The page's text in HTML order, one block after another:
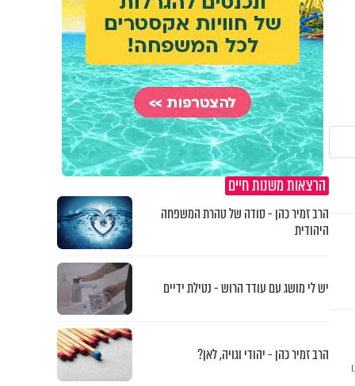
הרצאות משנות חיים
הרב זמיר כהן - סודה של טהרת המשפחה
היהודית
יש לי מושג עם עודד הרוש - נטילת ידיים
הרב זמיר כהן - יהודי וגויה, לאן?